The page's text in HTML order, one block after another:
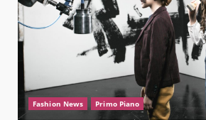
Fashion News Primo Piano